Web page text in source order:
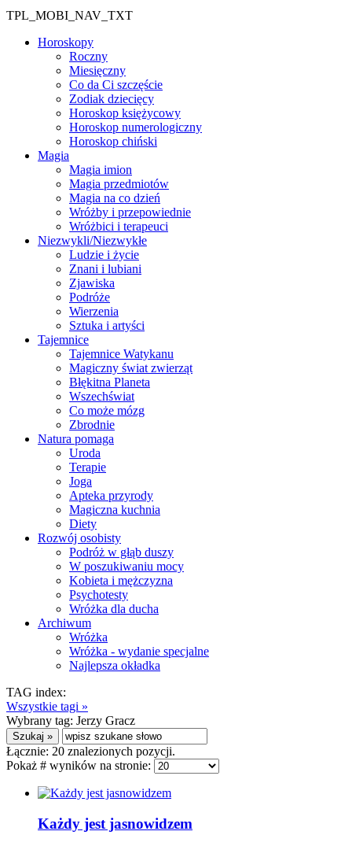
TPL_MOBI_NAV_TXT
Horoskopy
Roczny
Miesięczny
Co da Ci szczęście
Zodiak dziecięcy
Horoskop księżycowy
Horoskop numerologiczny
Horoskop chiński
Magia
Magia imion
Magia przedmiotów
Magia na co dzień
Wróżby i przepowiednie
Wróżbici i terapeuci
Niezwykli/Niezwykłe
Ludzie i życie
Znani i lubiani
Zjawiska
Podróże
Wierzenia
Sztuka i artyści
Tajemnice
Tajemnice Watykanu
Magiczny świat zwierząt
Błękitna Planeta
Wszechświat
Co może mózg
Zbrodnie
Natura pomaga
Uroda
Terapie
Joga
Apteka przyrody
Magiczna kuchnia
Diety
Rozwój osobisty
Podróż w głąb duszy
W poszukiwaniu mocy
Kobieta i mężczyzna
Psychotesty
Wróżka dla ducha
Archiwum
Wróżka
Wróżka - wydanie specjalne
Najlepsza okładka
TAG index:
Wszystkie tagi »
Wybrany tag: Jerzy Gracz
Łącznie: 20 znalezionych pozycji.
Pokaż # wyników na stronie:
Każdy jest jasnowidzem